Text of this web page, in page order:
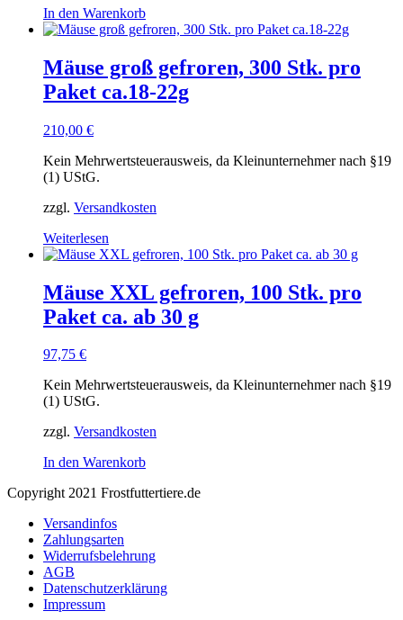
In den Warenkorb
Mäuse groß gefroren, 300 Stk. pro
Paket ca.18-22g
210,00 €
Kein Mehrwertsteuerausweis, da Kleinunternehmer nach §19
(1) UStG.
zzgl. Versandkosten
Weiterlesen
Mäuse XXL gefroren, 100 Stk. pro
Paket ca. ab 30 g
97,75 €
Kein Mehrwertsteuerausweis, da Kleinunternehmer nach §19
(1) UStG.
zzgl. Versandkosten
In den Warenkorb
Copyright 2021 Frostfuttertiere.de
Versandinfos
Zahlungsarten
Widerrufsbelehrung
AGB
Datenschutzerklärung
Impressum